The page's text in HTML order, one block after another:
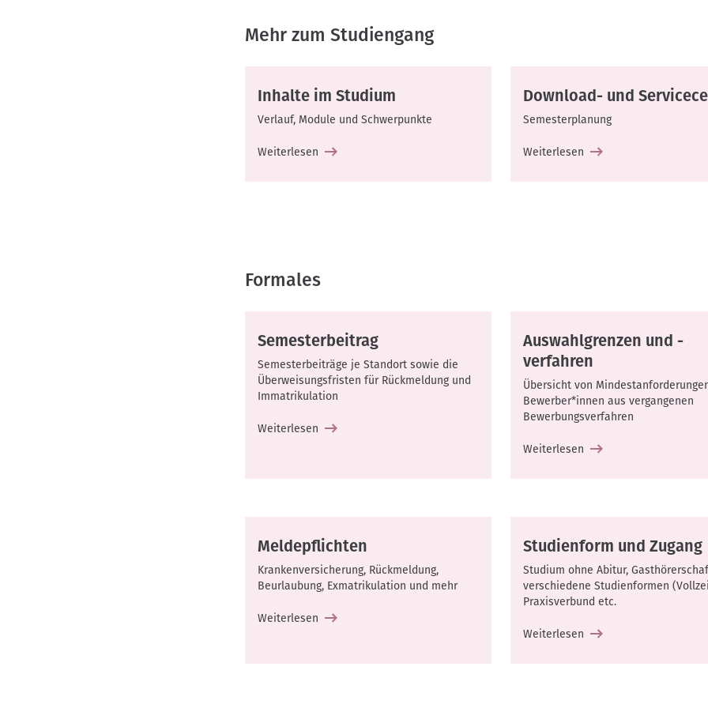
Mehr zum Studiengang
Inhalte im Studium
Verlauf, Module und Schwerpunkte
Weiterlesen
Download- und
Semesterplanung
Weiterlesen
Formales
Semesterbeitrag
Semesterbeiträge je Standort sowie die
Überweisungsfristen für Rückmeldung und
Immatrikulation
Weiterlesen
Auswahlgrenzen und -
verfahren
Übersicht von
Bewerber*innen aus vergangenen
Bewerbungsverfahren
Weiterlesen
Meldepflichten
Krankenversicherung, Rückmeldung,
Beurlaubung, Exmatrikulation und mehr
Weiterlesen
Studienform und Zugang
Studium ohne Abitur,
verschiedene Studienformen
Praxisverbund etc.
Weiterlesen